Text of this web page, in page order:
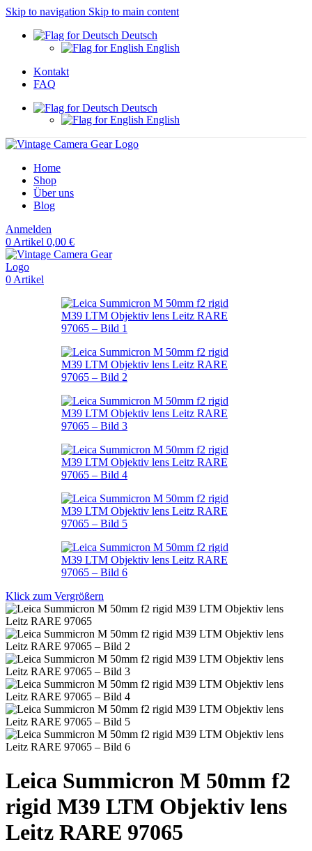
Skip to navigation Skip to main content
Deutsch
English
Kontakt
FAQ
Deutsch
English
Home
Shop
Über uns
Blog
Anmelden
0 Artikel 0,00 €
0 Artikel
Klick zum Vergrößern
Leica Summicron M 50mm f2
rigid M39 LTM Objektiv lens
Leitz RARE 97065